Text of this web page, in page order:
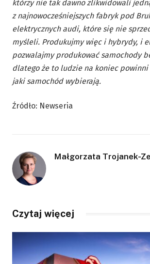
którzy nie tak dawno zlikwidowali
z najnowocześniejszych fabryk pod
elektrycznych audi, które się nie
myśleli. Produkujmy więc i hybrydy, i
pozwalajmy produkować samochody
dlatego że to ludzie na koniec powinni
jaki samochód wybierają.
Źródło: Newseria
Małgorzata Trojanek-
Czytaj więcej